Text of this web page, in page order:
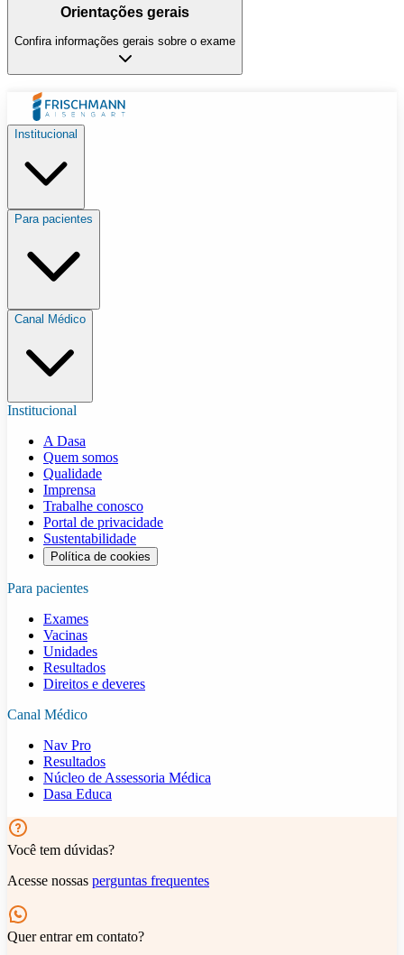
Orientações gerais
Confira informações gerais sobre o exame
Institucional
Para pacientes
Canal Médico
Institucional
A Dasa
Quem somos
Qualidade
Imprensa
Trabalhe conosco
Portal de privacidade
Sustentabilidade
Política de cookies
Para pacientes
Exames
Vacinas
Unidades
Resultados
Direitos e deveres
Canal Médico
Nav Pro
Resultados
Núcleo de Assessoria Médica
Dasa Educa
Você tem dúvidas?
Acesse nossas perguntas frequentes
Quer entrar em contato?